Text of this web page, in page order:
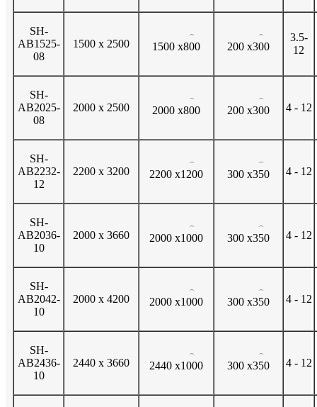
SH-
AB1525-
08
1500 x 2500 1500 x800
⌒
200 x300
⌒
3.5-
12
SH-
AB2025-
08
2000 x 2500 2000 x800
⌒
200 x300
⌒
4 - 12
SH-
AB2232-
12
2200 x 3200 2200 x1200
⌒
300 x350
⌒
4 - 12
SH-
AB2036-
10
2000 x 3660 2000 x1000
⌒
300 x350
⌒
4 - 12
SH-
AB2042-
10
2000 x 4200 2000 x1000
⌒
300 x350
⌒
4 - 12
SH-
AB2436-
10
2440 x 3660 2440 x1000
⌒
300 x350
⌒
4 - 12